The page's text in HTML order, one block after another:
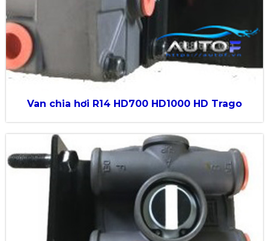
Van chia hơi R14 HD700 HD1000 HD Trago